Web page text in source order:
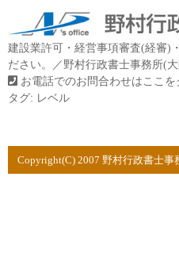
建設業許可・経営事項審査(経審)
ださい。／野村行政書士事務所(
お電話でのお問合わせはここを
タグ: レベル
Copyright(C) 2007 野村行政書士事